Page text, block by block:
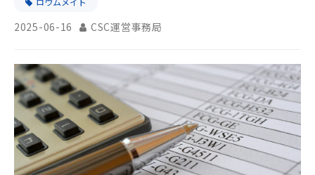
2025-06-16 CSC運営事務局